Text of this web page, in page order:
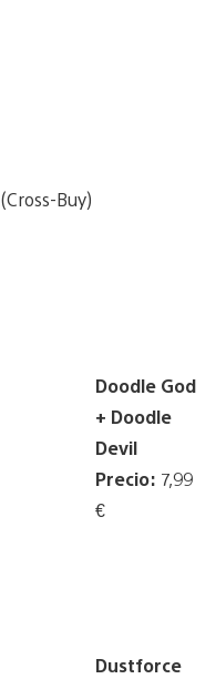
(Cross-Buy)
Doodle God
+ Doodle
Devil
Precio: 7,99
€
Dustforce